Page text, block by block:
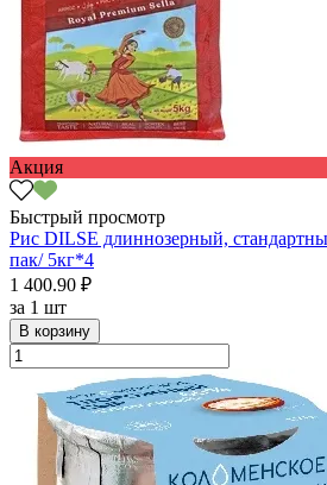
Акция
Быстрый просмотр
Рис DILSE длиннозерный,
пак/ 5кг*4
1 400.90 ₽
за 1 шт
В корзину